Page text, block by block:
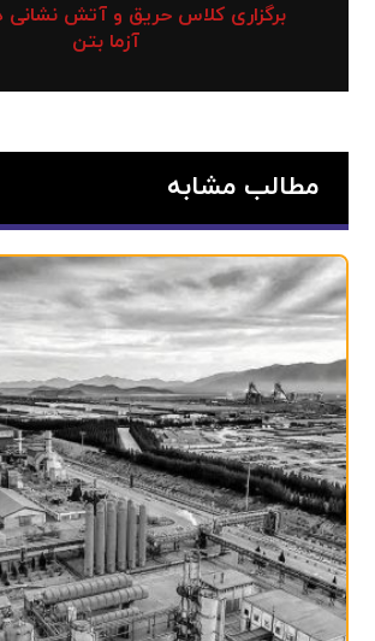
برگزاری کلاس حریق و آتش نشانی
آزما بتن
مطالب مشابه